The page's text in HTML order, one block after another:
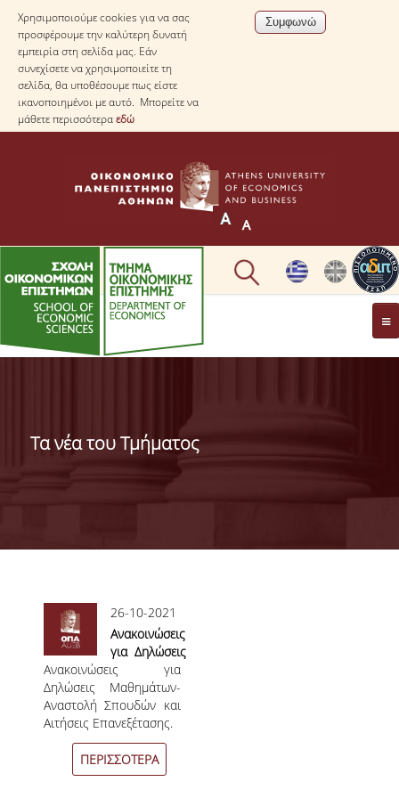
Χρησιμοποιούμε cookies για να σας
προσφέρουμε την καλύτερη δυνατή
εμπειρία στη σελίδα μας. Εάν
συνεχίσετε να χρησιμοποιείτε τη
σελίδα, θα υποθέσουμε πως είστε
ικανοποιημένοι με αυτό. Μπορείτε να
μάθετε περισσότεραεδώ
ΤΟ TΜΗΜΑ
ΔΙΟΙΚΗΣΗ ΤΟΥ ΤΜΗΜΑΤΟΣ
ΓΙΑ ΜΑΘΗΤΕΣ Γ' ΛΥΚΕΙΟΥ
ΕΠΙΤΙΜΟΙ ΔΙΔΑΚΤΟΡΕΣ
ΜΕΤΑΔΙΔΑΚΤΟΡΕΣ
ΕΙΔΙΚΟ ΠΡΟΣΩΠΙΚΟ
ΑΚΑΔΗΜΑΪΚΟΙ ΥΠΟΤΡΟΦΟΙ
ΕΝΤΕΤΑΛΜΕΝΟΙ ΔΙΔΑΣΚΟΝΤΕΣ
Τα νέα του Τμήματος
26-10-2021
Ανακοινώσεις
για Δηλώσεις
Μαθημάτων-
Αναστολή
Σπουδών και
Αιτήσεις
Επανεξέτασης
Ανακοινώσεις για
Δηλώσεις Μαθημάτων-
Αναστολή Σπουδών και
Αιτήσεις Επανεξέτασης.
ΠΕΡΙΣΣΟΤΕΡΑ
Σελίδες